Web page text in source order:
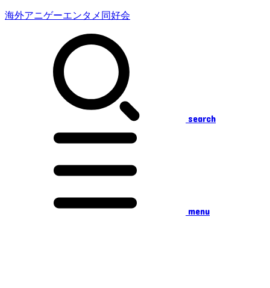
海外アニゲーエンタメ同好会
search
menu